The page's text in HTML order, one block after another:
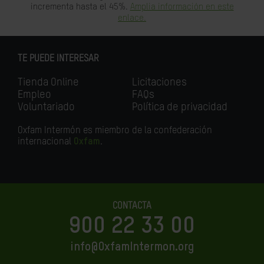
incrementa hasta el 45%. Amplia información en este
enlace.
TE PUEDE INTERESAR
Tienda Online
Empleo
Voluntariado
Licitaciones
FAQs
Política de privacidad
Oxfam Intermón es miembro de la confederación
internacional Oxfam.
CONTACTA
900 22 33 00
info@OxfamIntermon.org